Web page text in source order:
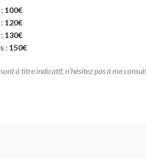
100€
120€
130€
: 150€
à titre indicatif, n’hésitez pas à me